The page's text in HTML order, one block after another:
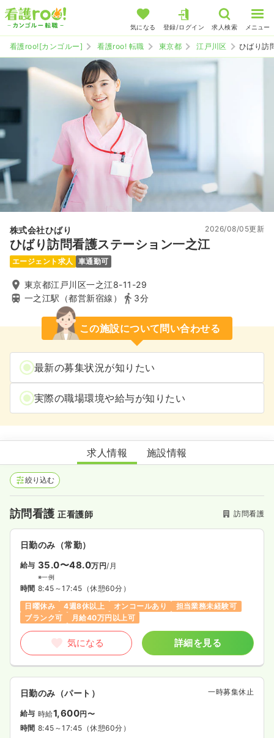
気になる 登録/ログイン 求人検索 メニュー
看護roo![カンゴルー] 看護roo! 転職 東京都 江戸川区 ひばり訪
株式会社ひばり
ひばり訪問看護ステーション一之江
2026/08/05更新
エージェント求人 車通勤可
東京都江戸川区一之江8-11-29
一之江駅（都営新宿線）
3分
この施設について問い合わせる
最新の募集状況が知りたい
実際の職場環境や給与が知りたい
ひばり訪問看護ステーション一之江
求人情報 施設情報
絞り込む
訪問看護正看護師 訪問看護
日勤のみ（常勤）
給与 35.0〜48.0万円/月
※一例
時間 8:45～17:45 （休憩60分）
日曜休み
4週8休以上 オンコールあり
担当業務未経験可
ブランク可
月給40万円以上可
気になる 詳細を見る
日勤のみ（パート） 一時募集休止
給与 時給1,600円〜
時間 8:45～17:45 （休憩60分）